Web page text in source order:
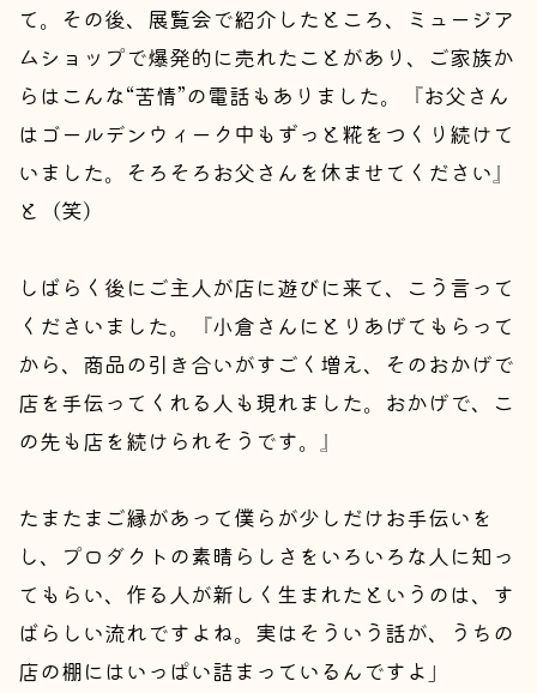
て。その後、展覧会で紹介したところ、ミュージア
ムショップで爆発的に売れたことがあり、ご家族か
らはこんな“苦情”の電話もありました。『お父さん
はゴールデンウィーク中もずっと糀をつくり続けて
いました。そろそろお父さんを休ませてください』
と（笑）
しばらく後にご主人が店に遊びに来て、こう言って
くださいました。『小倉さんにとりあげてもらって
から、商品の引き合いがすごく増え、そのおかげで
店を手伝ってくれる人も現れました。おかげで、こ
の先も店を続けられそうです。』
たまたまご縁があって僕らが少しだけお手伝いを
し、プロダクトの素晴らしさをいろいろな人に知っ
てもらい、作る人が新しく生まれたというのは、す
ばらしい流れですよね。実はそういう話が、うちの
店の棚にはいっぱい詰まっているんですよ」